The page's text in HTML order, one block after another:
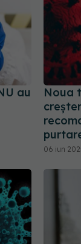
au
Noua
06 iun